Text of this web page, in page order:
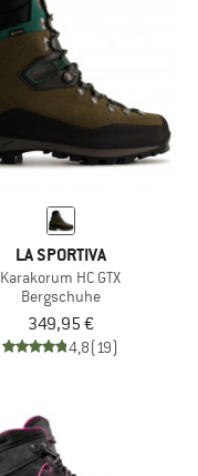
LA SPORTIVA
Karakorum HC GTX
Bergschuhe
349,95 €
4,8(19)